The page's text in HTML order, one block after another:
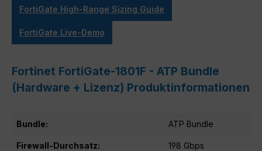
FortiGate High-Range Sizing Guide
FortiGate Live-Demo
Fortinet FortiGate-1801F - ATP Bundle
(Hardware + Lizenz) Produktinformationen
Bundle: ATP Bundle
Firewall-Durchsatz: 198 Gbps